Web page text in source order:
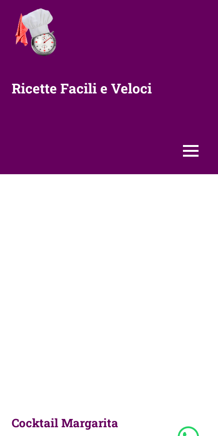
contenuto
Ricette Facili e Veloci
MENU
Cocktail Margarita